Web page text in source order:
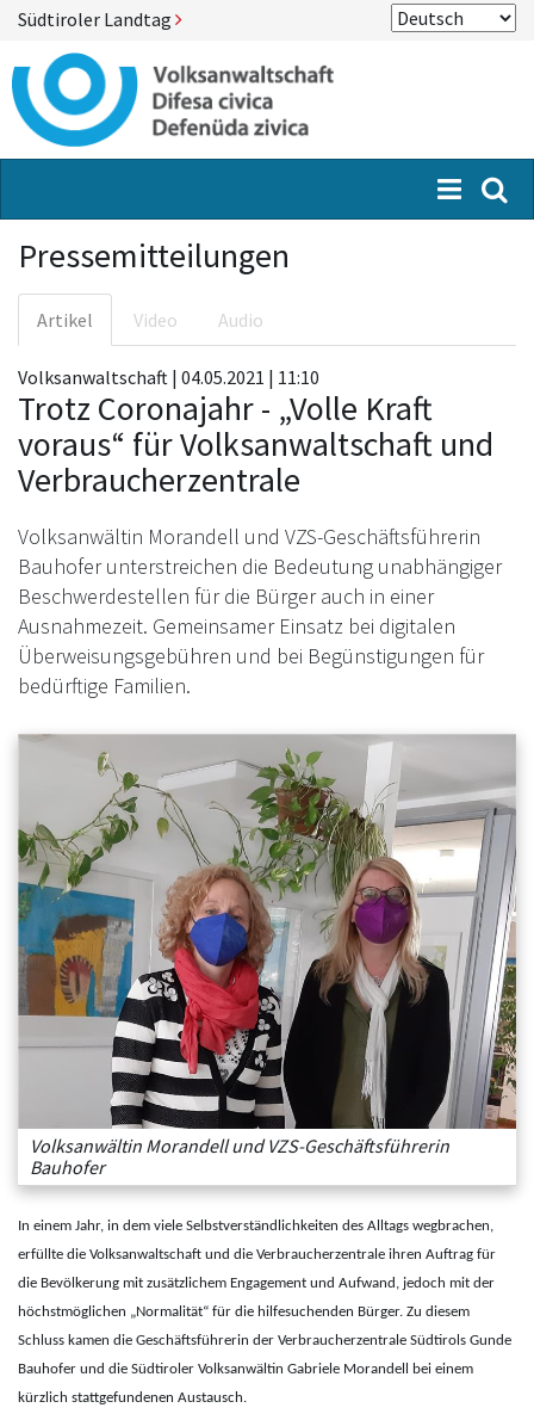
Südtiroler Landtag
Menü
Pressemitteilungen
Artikel Video Audio
Volksanwaltschaft | 04.05.2021 | 11:10
Trotz Coronajahr - „Volle Kraft
voraus“ für Volksanwaltschaft und
Verbraucherzentrale
Volksanwältin Morandell und VZS-Geschäftsführerin
Bauhofer unterstreichen die Bedeutung unabhängiger
Beschwerdestellen für die Bürger auch in einer
Ausnahmezeit. Gemeinsamer Einsatz bei digitalen
Überweisungsgebühren und bei Begünstigungen für
bedürftige Familien.
Volksanwältin Morandell und VZS-Geschäftsführerin
Bauhofer
In einem Jahr, in dem viele Selbstverständlichkeiten des Alltags wegbrachen,
erfüllte die Volksanwaltschaft und die Verbraucherzentrale ihren Auftrag für
die Bevölkerung mit zusätzlichem Engagement und Aufwand, jedoch mit der
höchstmöglichen „Normalität“ für die hilfesuchenden Bürger. Zu diesem
Schluss kamen die Geschäftsführerin der Verbraucherzentrale Südtirols Gunde
Bauhofer und die Südtiroler Volksanwältin Gabriele Morandell bei einem
kürzlich stattgefundenen Austausch.